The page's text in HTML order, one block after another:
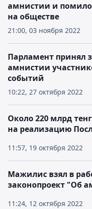
21:00, 03 ноября 2022
амнистии и
на обществе
10:22, 27 октября 2022
Парламент принял
амнистии
событий
11:57, 19 октября 2022
Около 220 млрд
на реализацию
11:24, 12 октября 2022
Мажилис взял в
законопроект "Об